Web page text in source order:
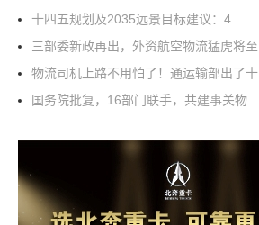
十四五规划及2035远景目标建议：4
三部委新政再出，外资航空物流猛虎将至
物流司机上路不用怕了！通运输部出了十
国务院批复，16部门联手，共建事关物